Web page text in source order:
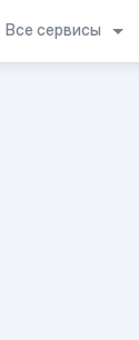
Все сервисы